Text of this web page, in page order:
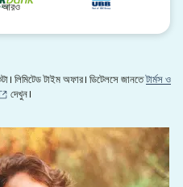
আরও
লিমিটেড টাইম অফার। ডিটেলসে জানতেটার্মস ও
(নতুন উইন্ডোতে খুলবে)
দেখুন।